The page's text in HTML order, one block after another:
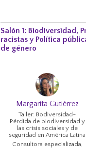
Salón 1: Biodiversidad,
racistas y Política
de género
Margarita Gutiérrez
Taller: Bodiversidad-
Pérdida de biodiversidad y
las crisis sociales y de
seguridad en América Latina
Consultora especializada,